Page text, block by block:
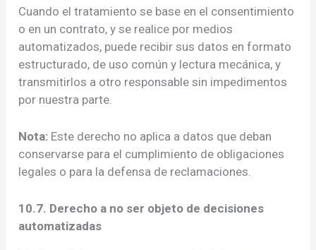
Cuando el tratamiento se base en el consentimiento
o en un contrato, y se realice por medios
automatizados, puede recibir sus datos en formato
estructurado, de uso común y lectura mecánica, y
transmitirlos a otro responsable sin impedimentos
por nuestra parte.
Nota: Este derecho no aplica a datos que deban
conservarse para el cumplimiento de obligaciones
legales o para la defensa de reclamaciones.
10.7. Derecho a no ser objeto de decisiones
automatizadas